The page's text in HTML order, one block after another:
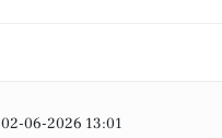
02-06-2026 13:01